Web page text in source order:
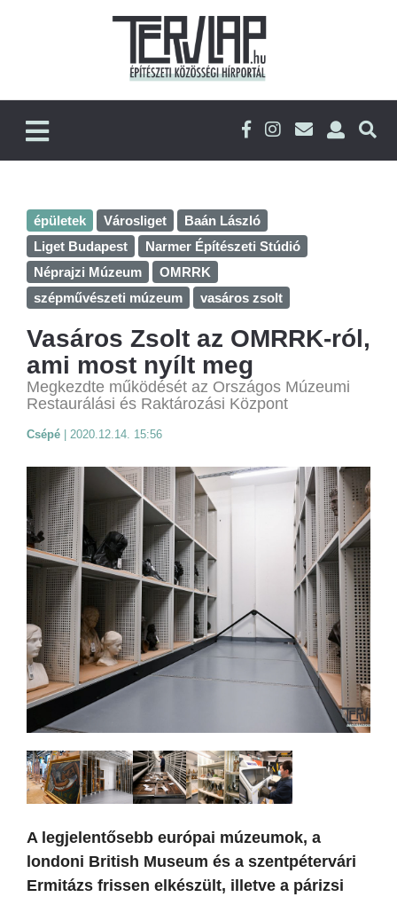
épületek Városliget
Baán László
Liget Budapest
Narmer Építészeti Stúdió
Néprajzi Múzeum
OMRRK
szépművészeti múzeum
vasáros zsolt
Vasáros Zsolt az OMRRK-ról,
ami most nyílt meg
Megkezdte működését az Országos Múzeumi
Restaurálási és Raktározási Központ
Csépé 2020.12.14. 15:56
A legjelentősebb európai múzeumok, a
londoni British Museum és a szentpétervári
Ermitázs frissen elkészült, illetve a párizsi